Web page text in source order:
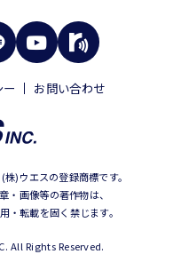
お問い合わせ
)ウエスの登録商標です。
画像等の著作物は、
・転載を固く禁じます。
All Rights Reserved.